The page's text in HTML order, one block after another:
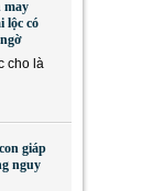
may
lộc có
cho là
giáp
nguy